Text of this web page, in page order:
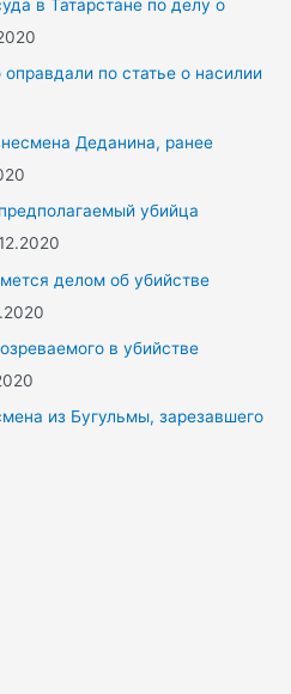
в Татарстане по делу о
по статье о насилии
Деданина, ранее
убийца
делом об убийстве
в убийстве
из Бугульмы, зарезавшего